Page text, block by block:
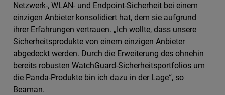
Netzwerk-, WLAN- und Endpoint-Sicherheit bei einem
einzigen Anbieter konsolidiert hat, dem sie aufgrund
ihrer Erfahrungen vertrauen. „Ich wollte, dass unsere
Sicherheitsprodukte von einem einzigen Anbieter
abgedeckt werden. Durch die Erweiterung des ohnehin
bereits robusten WatchGuard-Sicherheitsportfolios um
die Panda-Produkte bin ich dazu in der Lage“, so
Beaman.